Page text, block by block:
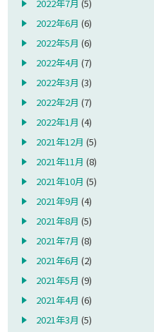
2022年7月 (5)
2022年6月 (6)
2022年5月 (6)
2022年4月 (7)
2022年3月 (3)
2022年2月 (7)
2022年1月 (4)
2021年12月 (5)
2021年11月 (8)
2021年10月 (5)
2021年9月 (4)
2021年8月 (5)
2021年7月 (8)
2021年6月 (2)
2021年5月 (9)
2021年4月 (6)
2021年3月 (5)